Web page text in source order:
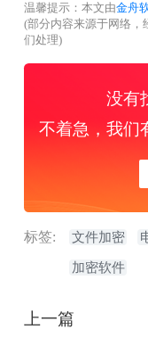
温馨提示：本文由金舟
(部分内容来源于网络，
们处理)
没有
不着急，我们
标签: 文件加密
加密软件
上一篇